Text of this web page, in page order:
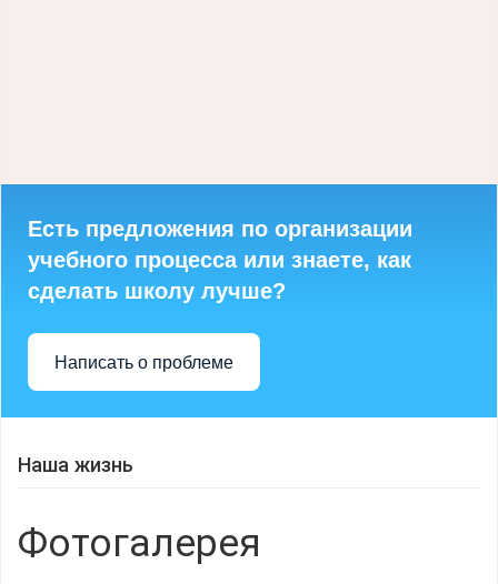
Есть предложения по организации
учебного процесса или знаете, как
сделать школу лучше?
Написать о проблеме
Наша жизнь
Фотогалерея